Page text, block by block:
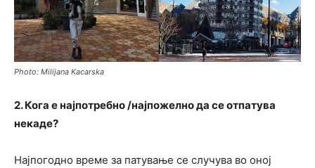
Photo: Milijana Kacarska
2. Кога е најпотребно /најпожелно да се отпатува
некаде?
Најпогодно време за патување се случува во оној